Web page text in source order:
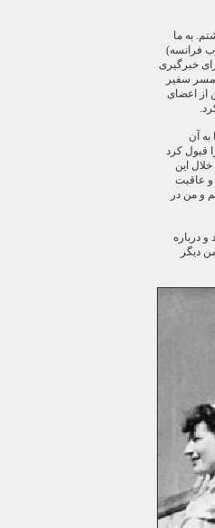
به ما
فرانسه)
خبرگیری
سفیر
از اعضای
آن
قبول کرد
این
و عاقبت
و من در
درباره
دیگر